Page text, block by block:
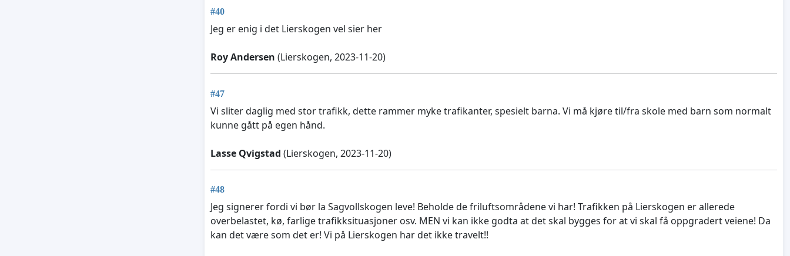
#40
Jeg er enig i det Lierskogen vel sier her
Roy Andersen (Lierskogen, 2023-11-20)
#47
Vi sliter daglig med stor trafikk, dette rammer myke trafikanter, spesielt barna. Vi må kjøre til/fra skole med barn som normalt
kunne gått på egen hånd.
Lasse Qvigstad (Lierskogen, 2023-11-20)
#48
Jeg signerer fordi vi bør la Sagvollskogen leve! Beholde de friluftsområdene vi har! Trafikken på Lierskogen er allerede
overbelastet, kø, farlige trafikksituasjoner osv. MEN vi kan ikke godta at det skal bygges for at vi skal få oppgradert veiene! Da
kan det være som det er! Vi på Lierskogen har det ikke travelt!!